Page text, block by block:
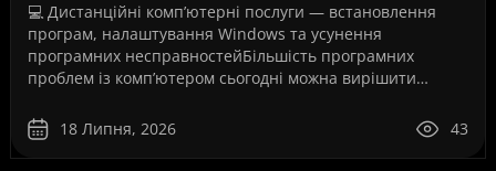
💻 Дистанційні комп’ютерні послуги — встановлення
програм, налаштування Windows та усунення
програмних несправностейБільшість програмних
проблем із комп’ютером сьогодні можна вирішити
центру та без оч..
18 Липня, 2026 43